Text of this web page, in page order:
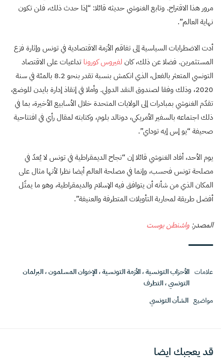
مرور هذا الاقتراح. وتابع الغنوشي حديثه قائلا: “إذا حدث ذلك، فلن تكون
نهاية العالم”.
أدت الاضطرابات السياسية إلى تفاقم الأزمة الاقتصادية في تونس وإثارة فزع
المستثمرين. فضلا عن ذلك، كان لفيروس كورونا تداعيات على الاقتصاد
التونسي المتعثر بالفعل، الذي انكمش بنسبة تقدر بنحو 8.2 بالمئة في سنة
2020، وذلك وفقا لصندوق النقد الدولي. وأملا في إنقاذ إدارة بايدن للوضع،
تقدّم الغنوشي بمبادرات إلى الولايات المتحدة خلال الأسابيع الأخيرة، بما في
ذلك اجتماعه بالسفير الأمريكي، دونالد بلوم، وكتابته لمقال رأي في افتتاحية
صحيفة “يو إس إيه توداي”.
يوم الأحد، أفاد الغنوشي قائلا إن “نجاح الديمقراطية في تونس لا يُعدّ في
مصلحة تونس فحسب، وإنما في مصلحة العالم أيضا نظرا لأنها مثال على
المكان الذي من شأنه أن يتوافق فيه الإسلام والديمقراطية، وهو ما يمثّل
أفضل طريقة لمحاربة التأويلات المتطرفة والعنيفة”.
المصدر: واشنطن بوست
علامات الأحزاب التونسية،الأزمة التونسية،الإخوان المسلمون،البرلمان
التونسي،التطرف
مواضيع الشأن التونسي
قد يعجبك ايضا